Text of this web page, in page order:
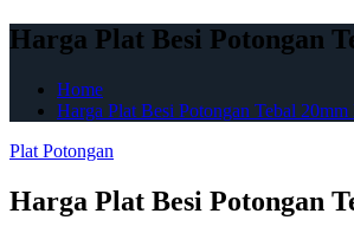
Harga Plat Besi Potongan
Home
Harga Plat Besi Potongan Tebal 20mm
Plat Potongan
Harga Plat Besi Potongan